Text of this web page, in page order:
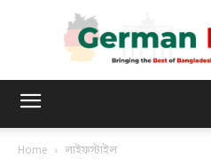
Home লাইফস্টাইল